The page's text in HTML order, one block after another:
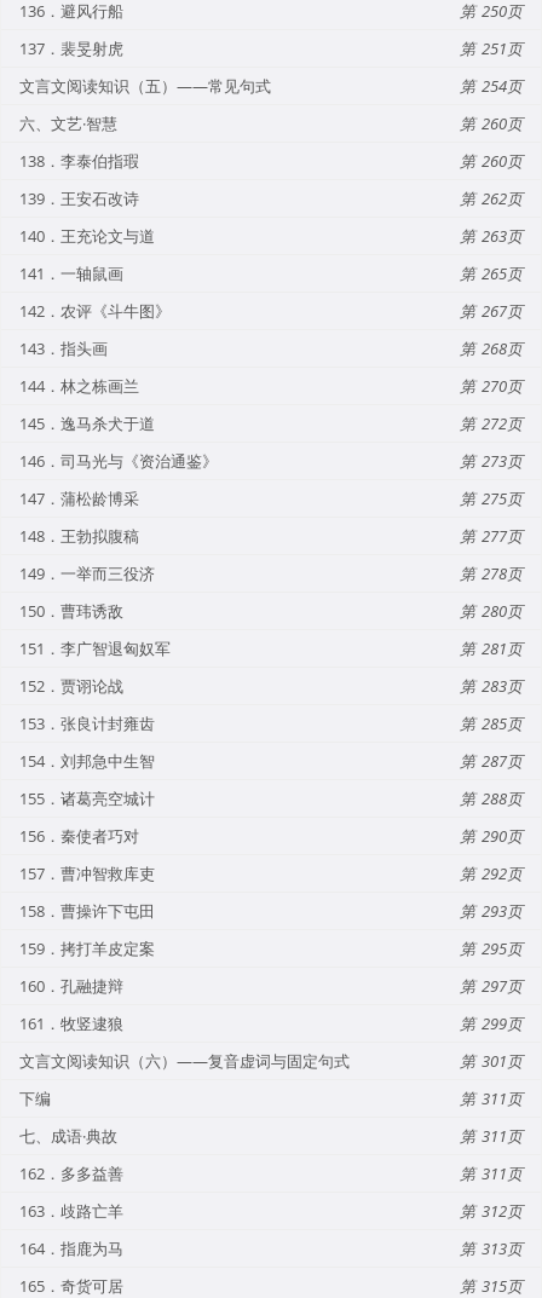
136．避风行船
250
137．裴旻射虎
251
文言文阅读知识（五）——常见句式
254
六、文艺·智慧
260
138．李泰伯指瑕
260
139．王安石改诗
262
140．王充论文与道
263
141．一轴鼠画
265
142．农评《斗牛图》
267
143．指头画
268
144．林之栋画兰
270
145．逸马杀犬于道
272
146．司马光与《资治通鉴》
273
147．蒲松龄博采
275
148．王勃拟腹稿
277
149．一举而三役济
278
150．曹玮诱敌
280
151．李广智退匈奴军
281
152．贾诩论战
283
153．张良计封雍齿
285
154．刘邦急中生智
287
155．诸葛亮空城计
288
156．秦使者巧对
290
157．曹冲智救库吏
292
158．曹操许下屯田
293
159．拷打羊皮定案
295
160．孔融捷辩
297
161．牧竖逮狼
299
文言文阅读知识（六）——复音虚词与固定句式
301
下编
311
七、成语·典故
311
162．多多益善
311
163．歧路亡羊
312
164．指鹿为马
313
165．奇货可居
315